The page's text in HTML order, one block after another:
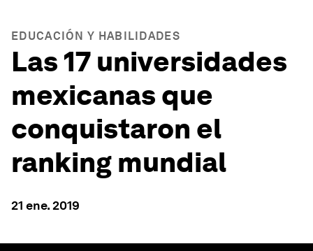
EDUCACIÓN Y HABILIDADES
Las 17 universidades
mexicanas que
conquistaron el
ranking mundial
21 ene. 2019